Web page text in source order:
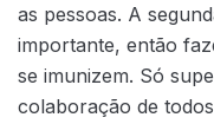
as pessoas. A
importante, então
se imunizem. Só
colaboração de